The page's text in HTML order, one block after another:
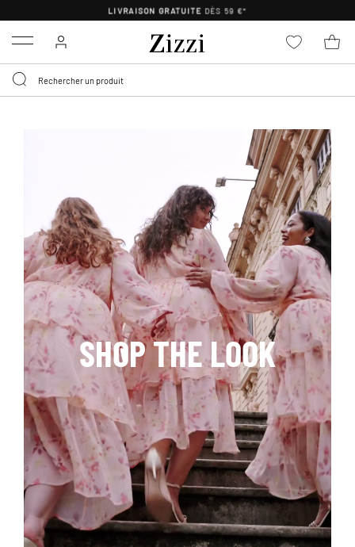
LIVRAISON GRATUITE DÈS 59 €*
Menu
SHOP THE LOOK